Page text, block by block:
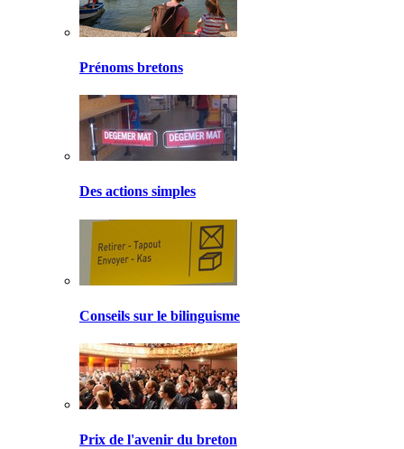
Prénoms bretons
Des actions simples
Conseils sur le bilinguisme
Prix de l'avenir du breton